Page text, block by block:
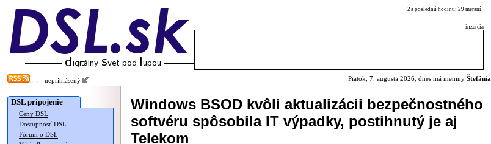
Za poslednú hodinu: 29 meraní
inzercia
neprihlásený Piatok, 7. augusta 2026, dnes má meniny Štefánia
DSL pripojenie
Ceny DSL
Dostupnosť DSL
Fórum o DSL
Windows BSOD kvôli aktualizácii bezpečnostného
softvéru spôsobila IT výpadky, postihnutý je aj
Telekom